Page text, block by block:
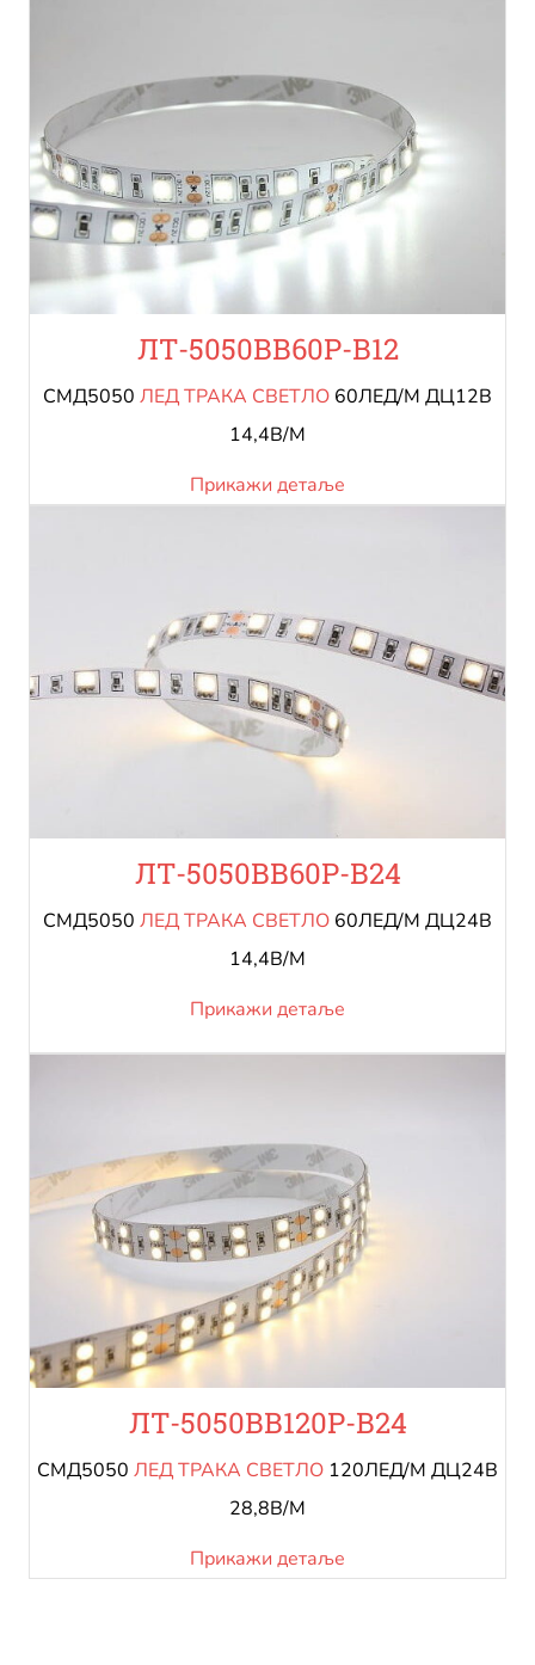
ЛТ-5050ВВ60Р-В12
СМД5050 ЛЕД ТРАКА СВЕТЛО 60ЛЕД/М ДЦ12В
14,4В/М
Прикажи детаље
ЛТ-5050ВВ60Р-В24
СМД5050 ЛЕД ТРАКА СВЕТЛО 60ЛЕД/М ДЦ24В
14,4В/М
Прикажи детаље
ЛТ-5050ВВ120Р-В24
СМД5050 ЛЕД ТРАКА СВЕТЛО 120ЛЕД/М ДЦ24В
28,8В/М
Прикажи детаље